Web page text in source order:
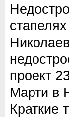
проект
Марти в
Краткие